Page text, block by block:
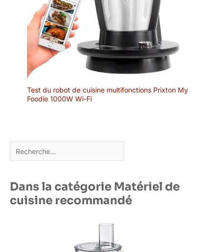
Test du robot de cuisine multifonctions Prixton My
Foodie 1000W Wi-Fi
Rechercher
Dans la catégorie Matériel de
cuisine recommandé